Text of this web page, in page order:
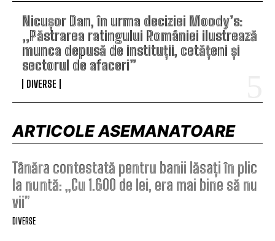
Nicușor Dan, în urma deciziei Moody’s:
„Păstrarea ratingului României ilustrează
munca depusă de instituții, cetățeni și
sectorul de afaceri”
DIVERSE
ARTICOLE ASEMANATOARE
Tânăra contestată pentru banii lăsați în plic
la nuntă: „Cu 1.600 de lei, era mai bine să nu
vii”
DIVERSE